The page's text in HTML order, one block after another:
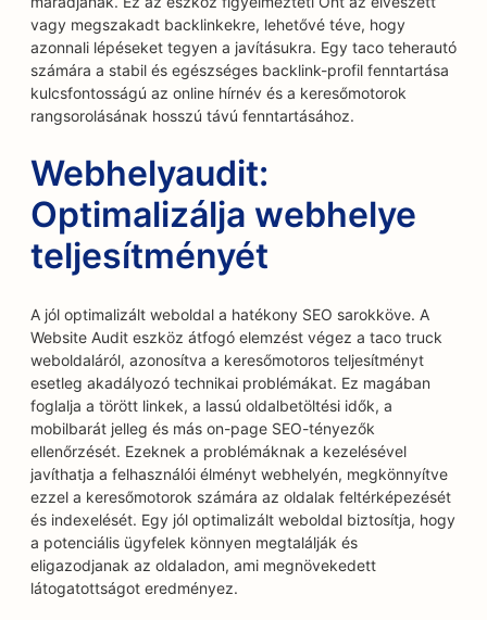
vagy megszakadt backlinkekre, lehetővé téve, hogy
azonnali lépéseket tegyen a javításukra. Egy taco teherautó
számára a stabil és egészséges backlink-profil fenntartása
kulcsfontosságú az online hírnév és a keresőmotorok
rangsorolásának hosszú távú fenntartásához.
Webhelyaudit:
Optimalizálja webhelye
teljesítményét
A jól optimalizált weboldal a hatékony SEO sarokköve. A
Website Audit eszköz átfogó elemzést végez a taco truck
weboldaláról, azonosítva a keresőmotoros teljesítményt
esetleg akadályozó technikai problémákat. Ez magában
foglalja a törött linkek, a lassú oldalbetöltési idők, a
mobilbarát jelleg és más on-page SEO-tényezők
ellenőrzését. Ezeknek a problémáknak a kezelésével
javíthatja a felhasználói élményt webhelyén, megkönnyítve
ezzel a keresőmotorok számára az oldalak feltérképezését
és indexelését. Egy jól optimalizált weboldal biztosítja, hogy
a potenciális ügyfelek könnyen megtalálják és
eligazodjanak az oldaladon, ami megnövekedett
látogatottságot eredményez.